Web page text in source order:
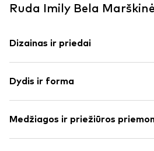
Ruda Imily Bela
Dizainas ir priedai
plonas trikotažas
Laivelio formos iškirptė
Dygsniuotas apvadas / kraštas
Dydis ir forma
Ilgis: Trumpas modelis
Pritaikomumas: Laisva forma
Medžiagos ir priežiūros